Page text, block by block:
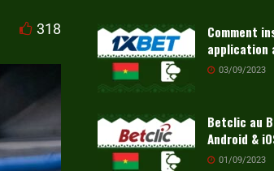
318
Comment
application
03/09/2023
Betclic au
Android &
01/09/2023